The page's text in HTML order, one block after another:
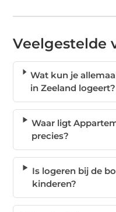
Veelgestelde
Wat kun je
in Zeeland logeert?
Waar ligt
precies?
Is logeren bij de
kinderen?